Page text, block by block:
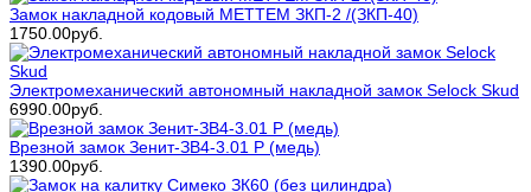
Замок накладной кодовый МЕТТЕМ ЗКП-2 /(ЗКП-40)
1750.00руб.
Электромеханический автономный накладной замок Selock Skud
6990.00руб.
Врезной замок Зенит-ЗВ4-3.01 Р (медь)
1390.00руб.